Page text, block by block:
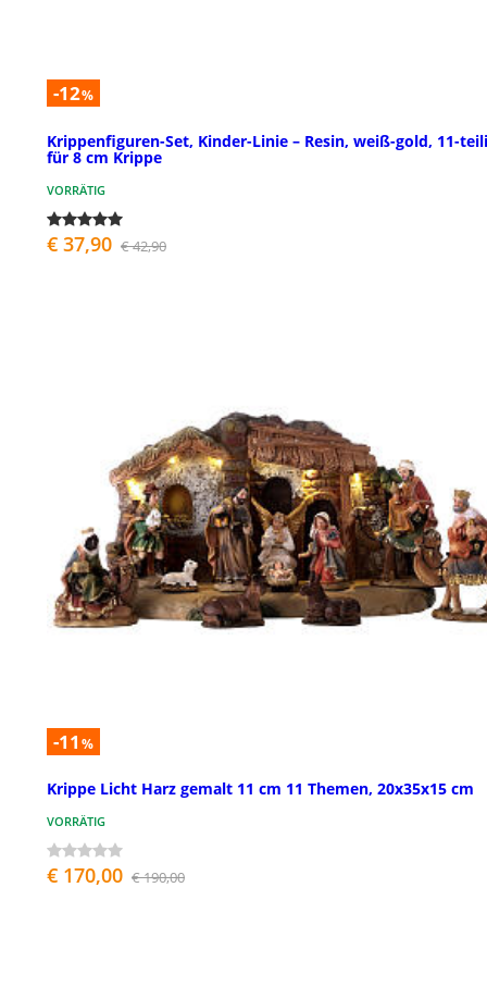
-12%
Krippenfiguren-Set, Kinder-Linie – Resin, weiß-gold, 11-
für 8 cm Krippe
VORRÄTIG
€ 37,90 € 42,90
-11 %
Krippe Licht Harz gemalt 11 cm 11 Themen, 20x35x15 cm
VORRÄTIG
€ 170,00 € 190,00